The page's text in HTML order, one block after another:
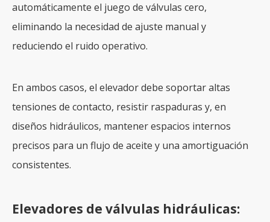
automáticamente el juego de válvulas cero,
eliminando la necesidad de ajuste manual y
reduciendo el ruido operativo.
En ambos casos, el elevador debe soportar altas
tensiones de contacto, resistir raspaduras y, en
diseños hidráulicos, mantener espacios internos
precisos para un flujo de aceite y una amortiguación
consistentes.
Elevadores de válvulas hidráulicas: